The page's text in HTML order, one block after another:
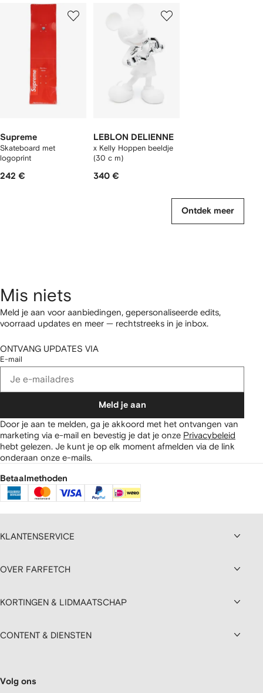
Supreme
Skateboard met
logoprint
242 €
LEBLON DELIENNE
x Kelly Hoppen beeldje
(30 c m)
340 €
Ontdek meer
Mis niets
Meld je aan voor aanbiedingen, gepersonaliseerde edits,
voorraad updates en meer — rechtstreeks in je inbox.
ONTVANG UPDATES VIA
E-mail
Meld je aan
Door je aan te melden, ga je akkoord met het ontvangen van
marketing via e-mail en bevestig je dat je onze Privacybeleid
hebt gelezen. Je kunt je op elk moment afmelden via de link
onderaan onze e-mails.
Betaalmethoden
KLANTENSERVICE
OVER FARFETCH
KORTINGEN & LIDMAATSCHAP
CONTENT & DIENSTEN
Volg ons